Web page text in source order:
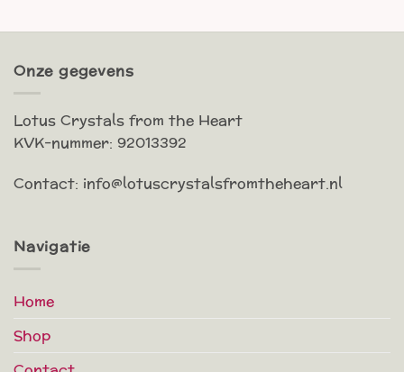
Onze gegevens
Lotus Crystals from the Heart
KVK-nummer: 92013392
Contact: info@lotuscrystalsfromtheheart.nl
Navigatie
Home
Shop